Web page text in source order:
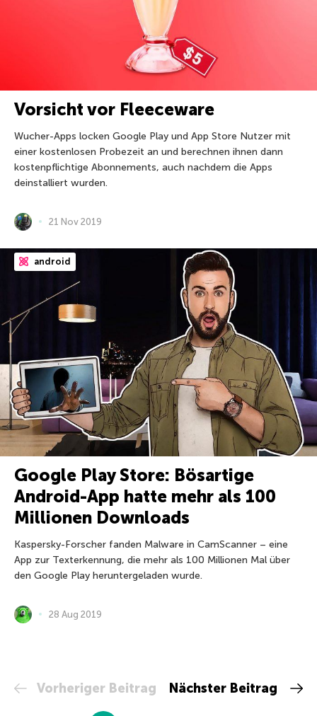
Vorsicht vor Fleeceware
Wucher-Apps locken Google Play und App Store Nutzer mit
einer kostenlosen Probezeit an und berechnen ihnen dann
kostenpflichtige Abonnements, auch nachdem die Apps
deinstalliert wurden.
21 Nov 2019
android
Google Play Store: Bösartige
Android-App hatte mehr als 100
Millionen Downloads
Kaspersky-Forscher fanden Malware in CamScanner – eine
App zur Texterkennung, die mehr als 100 Millionen Mal über
den Google Play heruntergeladen wurde.
28 Aug 2019
Vorheriger Beitrag Nächster Beitrag